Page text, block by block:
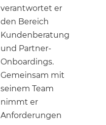
verantwortet er
den Bereich
Kundenberatung
und Partner-
Onboardings.
Gemeinsam mit
seinem Team
nimmt er
Anforderungen